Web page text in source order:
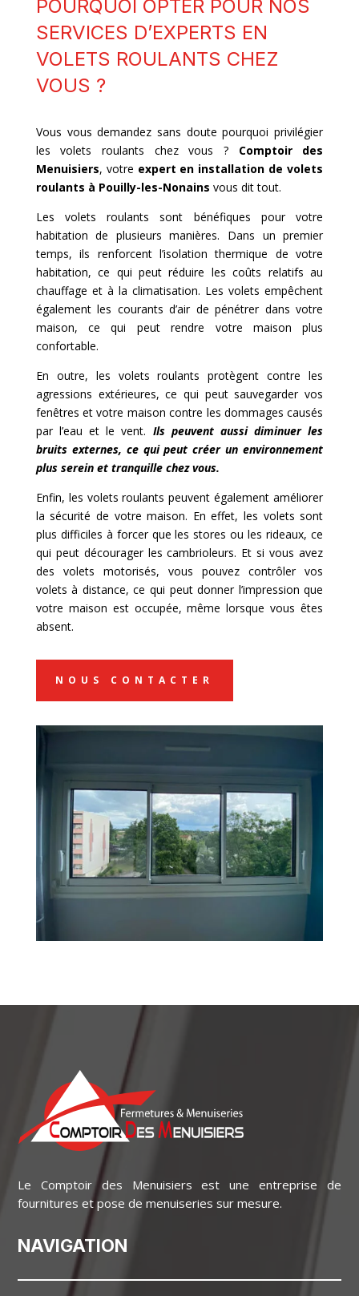
POURQUOI OPTER POUR NOS
SERVICES D’EXPERTS EN
VOLETS ROULANTS CHEZ
VOUS ?
Vous vous demandez sans doute pourquoi privilégier
les volets roulants chez vous ? Comptoir des
Menuisiers, votre expert en installation de volets
roulants à Pouilly-les-Nonains vous dit tout.
Les volets roulants sont bénéfiques pour votre
habitation de plusieurs manières. Dans un premier
temps, ils renforcent l’isolation thermique de votre
habitation, ce qui peut réduire les coûts relatifs au
chauffage et à la climatisation. Les volets empêchent
également les courants d’air de pénétrer dans votre
maison, ce qui peut rendre votre maison plus
confortable.
En outre, les volets roulants protègent contre les
agressions extérieures, ce qui peut sauvegarder vos
fenêtres et votre maison contre les dommages causés
par l’eau et le vent. Ils peuvent aussi diminuer les
bruits externes, ce qui peut créer un environnement
plus serein et tranquille chez vous.
Enfin, les volets roulants peuvent également améliorer
la sécurité de votre maison. En effet, les volets sont
plus difficiles à forcer que les stores ou les rideaux, ce
qui peut décourager les cambrioleurs. Et si vous avez
des volets motorisés, vous pouvez contrôler vos
volets à distance, ce qui peut donner l’impression que
votre maison est occupée, même lorsque vous êtes
absent.
NOUS CONTACTER
Le Comptoir des Menuisiers est une entreprise de
fournitures et pose de menuiseries sur mesure.
NAVIGATION